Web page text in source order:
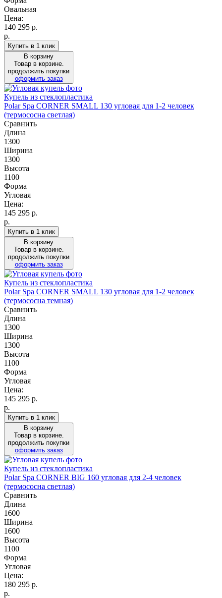
Овальная
Цена:
140 295 р.
р.
Купить в 1 клик
В корзину
Товар в корзине.
продолжить покупки
оформить заказ
Купель из стеклопластика
Polar Spa CORNER SMALL 130 угловая для 1-2 человек
(термососна светлая)
Сравнить
Длина
1300
Ширина
1300
Высота
1100
Форма
Угловая
Цена:
145 295 р.
р.
Купить в 1 клик
В корзину
Товар в корзине.
продолжить покупки
оформить заказ
Купель из стеклопластика
Polar Spa CORNER SMALL 130 угловая для 1-2 человек
(термососна темная)
Сравнить
Длина
1300
Ширина
1300
Высота
1100
Форма
Угловая
Цена:
145 295 р.
р.
Купить в 1 клик
В корзину
Товар в корзине.
продолжить покупки
оформить заказ
Купель из стеклопластика
Polar Spa CORNER BIG 160 угловая для 2-4 человек
(термососна светлая)
Сравнить
Длина
1600
Ширина
1600
Высота
1100
Форма
Угловая
Цена:
180 295 р.
р.